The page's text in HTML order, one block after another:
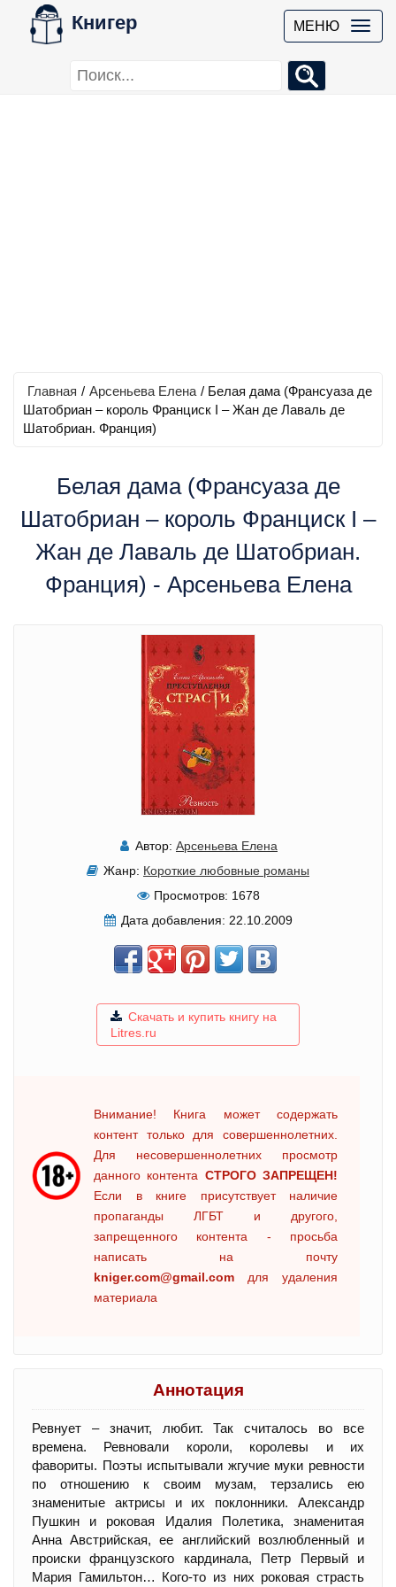
Книгер МЕНЮ
Главная / Арсеньева Елена / Белая дама (Франсуаза де
Шатобриан – король Франциск I – Жан де Лаваль де
Шатобриан. Франция)
Белая дама (Франсуаза де
Шатобриан – король Франциск I –
Жан де Лаваль де Шатобриан.
Франция) - Арсеньева Елена
Автор: Арсеньева Елена
Жанр: Короткие любовные романы
Просмотров: 1678
Дата добавления: 22.10.2009
Скачать и купить книгу на
Litres.ru
Внимание! Книга может содержать
контент только для совершеннолетних.
Для несовершеннолетних просмотр
данного контента СТРОГО ЗАПРЕЩЕН!
Если в книге присутствует наличие
пропаганды ЛГБТ и другого,
запрещенного контента - просьба
написать на почту
kniger.com@gmail.com для удаления
материала
Аннотация
Ревнует – значит, любит. Так считалось во все
времена. Ревновали короли, королевы и их
фавориты. Поэты испытывали жгучие муки ревности
по отношению к своим музам, терзались ею
знаменитые актрисы и их поклонники. Александр
Пушкин и роковая Идалия Полетика, знаменитая
Анна Австрийская, ее английский возлюбленный и
происки французского кардинала, Петр Первый и
Мария Гамильтон… Кого-то из них роковая страсть